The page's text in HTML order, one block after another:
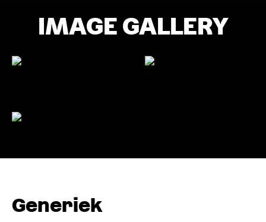
IMAGE GALLERY
Generiek